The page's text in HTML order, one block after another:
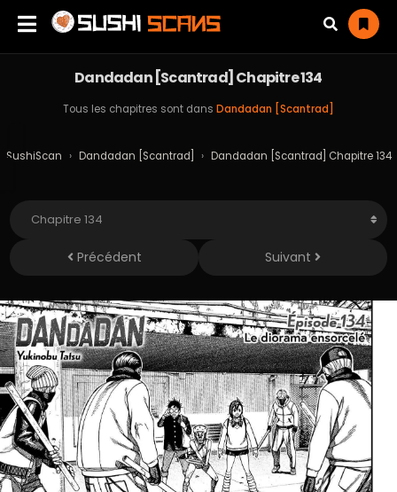
Dandadan [Scantrad] Chapitre 134
Tous les chapitres sont dans Dandadan [Scantrad]
SushiScan › Dandadan [Scantrad] › Dandadan [Scantrad] Chapitre 134
Précédent Suivant